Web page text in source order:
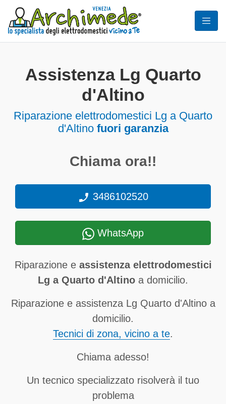
Assistenza Lg Quarto
d'Altino
Riparazione elettrodomestici Lg a Quarto
d'Altino fuori garanzia
Chiama ora!!
3486102520
WhatsApp
Riparazione e assistenza elettrodomestici
Lg a Quarto d'Altino a domicilio.
Riparazione e assistenza Lg Quarto d'Altino a
domicilio.
Tecnici di zona, vicino a te.
Chiama adesso!
Un tecnico specializzato risolverà il tuo
problema